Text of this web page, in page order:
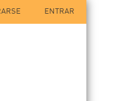
ENTRAR